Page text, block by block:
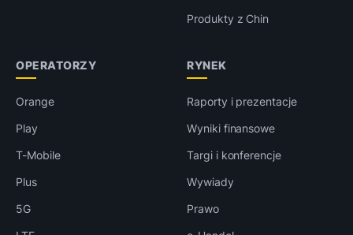
Produkty z Chin
OPERATORZY
Orange
Play
T-Mobile
Plus
5G
RYNEK
Raporty i prezentacje
Wyniki finansowe
Targi i konferencje
Wywiady
Prawo